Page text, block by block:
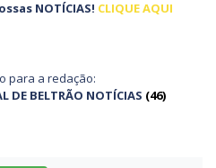
NOTÍCIAS! CLIQUE AQUI
para a redação:
BELTRÃO NOTÍCIAS (46)